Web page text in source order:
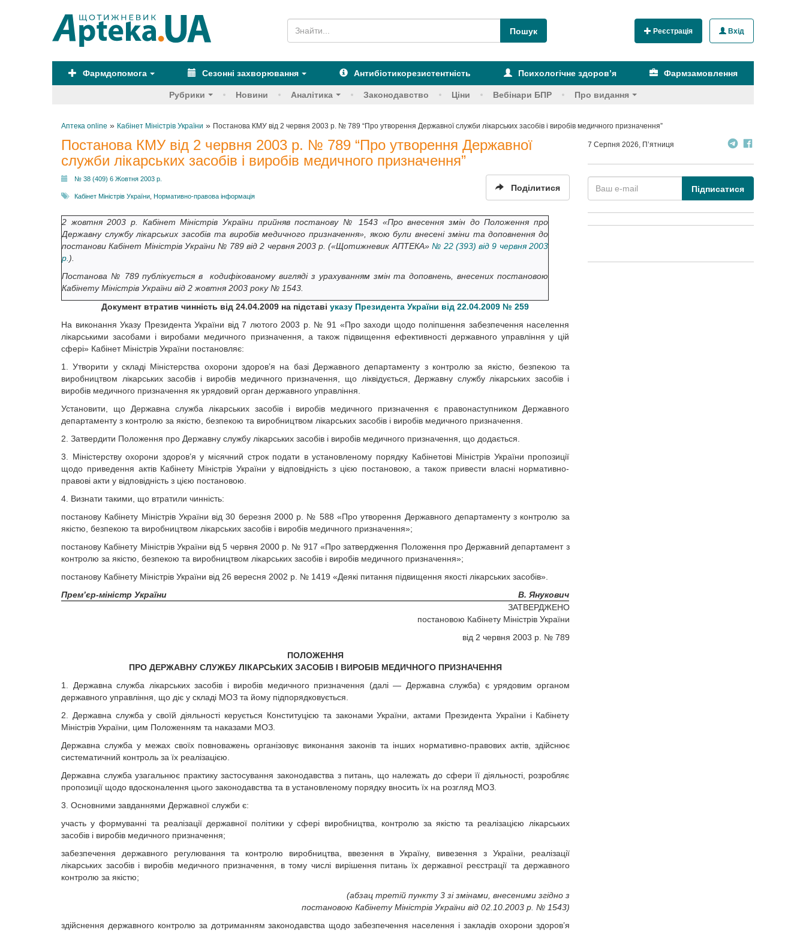
Реєстрація Вхід
Фармдопомога Сезонні захворювання Антибіотикорезистентність Психологічне здоров’я Фармзамовлення
Рубрики Новини Аналітика Законодавство Ціни Вебінари БПР Про видання
Аптека online » Кабінет Міністрів України » Постанова КМУ від 2 червня 2003 р. № 789 “Про утворення Державної служби лікарських засобів і виробів медичного призначення”
Постанова КМУ від 2 червня 2003 р. № 789 “Про утворення Державної
служби лікарських засобів і виробів медичного призначення”
№ 38 (409) 6 Жовтня 2003 р.
Кабінет Міністрів України Нормативно-правова інформація
Поділитися
2 жовтня 2003 р. Кабінет Міністрів України прийняв постанову № 1543 «Про внесення змін до Положення про
Державну службу лікарських засобів та виробів медичного призначення», якою були внесені зміни та доповнення до
постанови Кабінет Міністрів України № 789 від 2 червня 2003 р. («Щотижневик АПТЕКА» № 22 (393) від 9 червня 2003
р. ).
Постанова № 789 публікується в кодифікованому вигляді з урахуванням змін та доповнень, внесених постановою
Кабінету Міністрів України від 2 жовтня 2003 року № 1543.
Документ втратив чинність від 24.04.2009 на підставіуказу Президента України від 22.04.2009 № 259
На виконання Указу Президента України від 7 лютого 2003 р. № 91 «Про заходи щодо поліпшення забезпечення населення
лікарськими засобами і виробами медичного призначення, а також підвищення ефективності державного управління у цій
сфері» Кабінет Міністрів України постановляє:
1. Утворити у складі Міністерства охорони здоров’я на базі Державного департаменту з контролю за якістю, безпекою та
виробництвом лікарських засобів і виробів медичного призначення, що ліквідується, Державну службу лікарських засобів і
виробів медичного призначення як урядовий орган державного управління.
Установити, що Державна служба лікарських засобів і виробів медичного призначення є правонаступником Державного
департаменту з контролю за якістю, безпекою та виробництвом лікарських засобів і виробів медичного призначення.
2. Затвердити Положення про Державну службу лікарських засобів і виробів медичного призначення, що додається.
3. Міністерству охорони здоров’я у місячний строк подати в установленому порядку Кабінетові Міністрів України пропозиції
щодо приведення актів Кабінету Міністрів України у відповідність з цією постановою, а також привести власні нормативно-
правові акти у відповідність з цією постановою.
4. Визнати такими, що втратили чинність:
постанову Кабінету Міністрів України від 30 березня 2000 р. № 588 «Про утворення Державного департаменту з контролю за
якістю, безпекою та виробництвом лікарських засобів і виробів медичного призначення»;
постанову Кабінету Міністрів України від 5 червня 2000 р. № 917 «Про затвердження Положення про Державний департамент з
контролю за якістю, безпекою та виробництвом лікарських засобів і виробів медичного призначення»;
постанову Кабінету Міністрів України від 26 вересня 2002 р. № 1419 «Деякі питання підвищення якості лікарських засобів».
Прем’єр-міністр України
В. Янукович
ЗАТВЕРДЖЕНО
постановою Кабінету Міністрів України
від 2 червня 2003 р. № 789
ПОЛОЖЕННЯ
ПРО ДЕРЖАВНУ СЛУЖБУ ЛІКАРСЬКИХ ЗАСОБІВ І ВИРОБІВ МЕДИЧНОГО ПРИЗНАЧЕННЯ
1. Державна служба лікарських засобів і виробів медичного призначення (далі — Державна служба) є урядовим органом
державного управління, що діє у складі МОЗ та йому підпорядковується.
2. Державна служба у своїй діяльності керується Конституцією та законами України, актами Президента України і Кабінету
Міністрів України, цим Положенням та наказами МОЗ.
Державна служба у межах своїх повноважень організовує виконання законів та інших нормативно-правових актів, здійснює
систематичний контроль за їх реалізацією.
Державна служба узагальнює практику застосування законодавства з питань, що належать до сфери її діяльності, розробляє
пропозиції щодо вдосконалення цього законодавства та в установленому порядку вносить їх на розгляд МОЗ.
3. Основними завданнями Державної служби є:
участь у формуванні та реалізації державної політики у сфері виробництва, контролю за якістю та реалізацією лікарських
засобів і виробів медичного призначення;
забезпечення державного регулювання та контролю виробництва, ввезення в Україну, вивезення з України, реалізації
лікарських засобів і виробів медичного призначення, в тому числі вирішення питань їх державної реєстрації та державного
контролю за якістю;
(абзац третій пункту 3 зі змінами, внесеними згідно з
постановою Кабінету Міністрів України від 02.10.2003 р. № 1543)
здійснення державного контролю за дотриманням законодавства щодо забезпечення населення і закладів охорони здоров’я
7 Серпня 2026, П’ятниця
Підписатися